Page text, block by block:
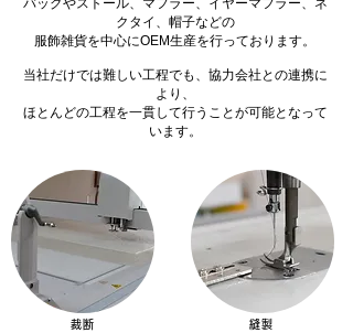
バッグやストール、マフラー、イヤーマフラー、ネ
クタイ、帽子などの
服飾雑貨を中心にOEM生産を行っております。
当社だけでは難しい工程でも、協力会社との連携に
より、
ほとんどの工程を一貫して行うことが可能となって
います。
裁断 縫製